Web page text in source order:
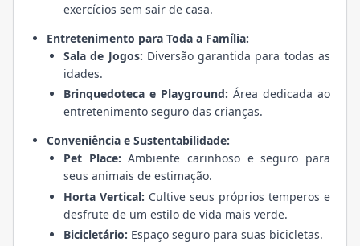
exercícios sem sair de casa.
Entretenimento para Toda a Família:
Sala de Jogos: Diversão garantida para todas as
idades.
Brinquedoteca e Playground: Área dedicada ao
entretenimento seguro das crianças.
Conveniência e Sustentabilidade:
Pet Place: Ambiente carinhoso e seguro para
seus animais de estimação.
Horta Vertical: Cultive seus próprios temperos e
desfrute de um estilo de vida mais verde.
Bicicletário: Espaço seguro para suas bicicletas.